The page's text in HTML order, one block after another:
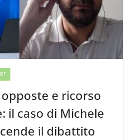
e ricorso
il caso di Michele
il dibattito